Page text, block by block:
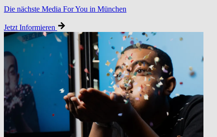
Die nächste Media For You in München
Jetzt Informieren